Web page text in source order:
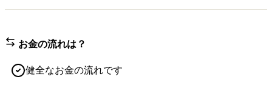
お金の流れは？
健全なお金の流れです